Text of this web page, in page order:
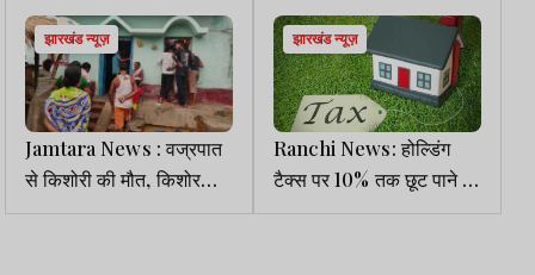
झारखंड न्यूज़
Jamtara News : वज्रपात
से किशोरी की मौत, किशोर
गंभीर रूप से घायल, आम चुनने
झारखंड न्यूज़
Ranchi News: होल्डिंग
टैक्स पर 10% तक छूट पाने का
आखिरी मौका, 30 जून तक करें